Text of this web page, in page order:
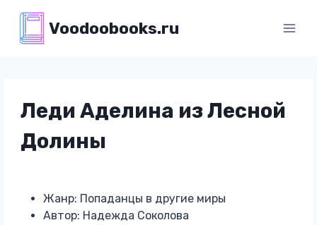
содержимому
Voodoobooks.ru
Леди Аделина из Лесной
Долины
Жанр: Попаданцы в другие миры
Автор: Надежда Соколова